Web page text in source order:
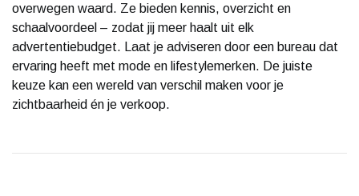
overwegen waard. Ze bieden kennis, overzicht en
schaalvoordeel – zodat jij meer haalt uit elk
advertentiebudget. Laat je adviseren door een bureau dat
ervaring heeft met mode en lifestylemerken. De juiste
keuze kan een wereld van verschil maken voor je
zichtbaarheid én je verkoop.